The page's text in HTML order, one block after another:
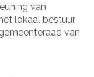
van
lokaal bestuur
van